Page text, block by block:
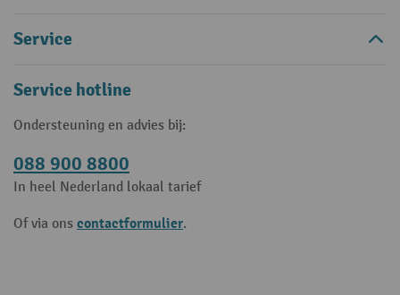
Service
Service hotline
Ondersteuning en advies bij:
088 900 8800
In heel Nederland lokaal tarief
Of via ons contactformulier.